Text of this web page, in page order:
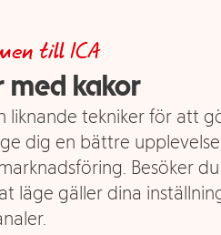
till ICA
med kakor
liknande tekniker för att
dig en bättre
Besöker
läge gäller dina